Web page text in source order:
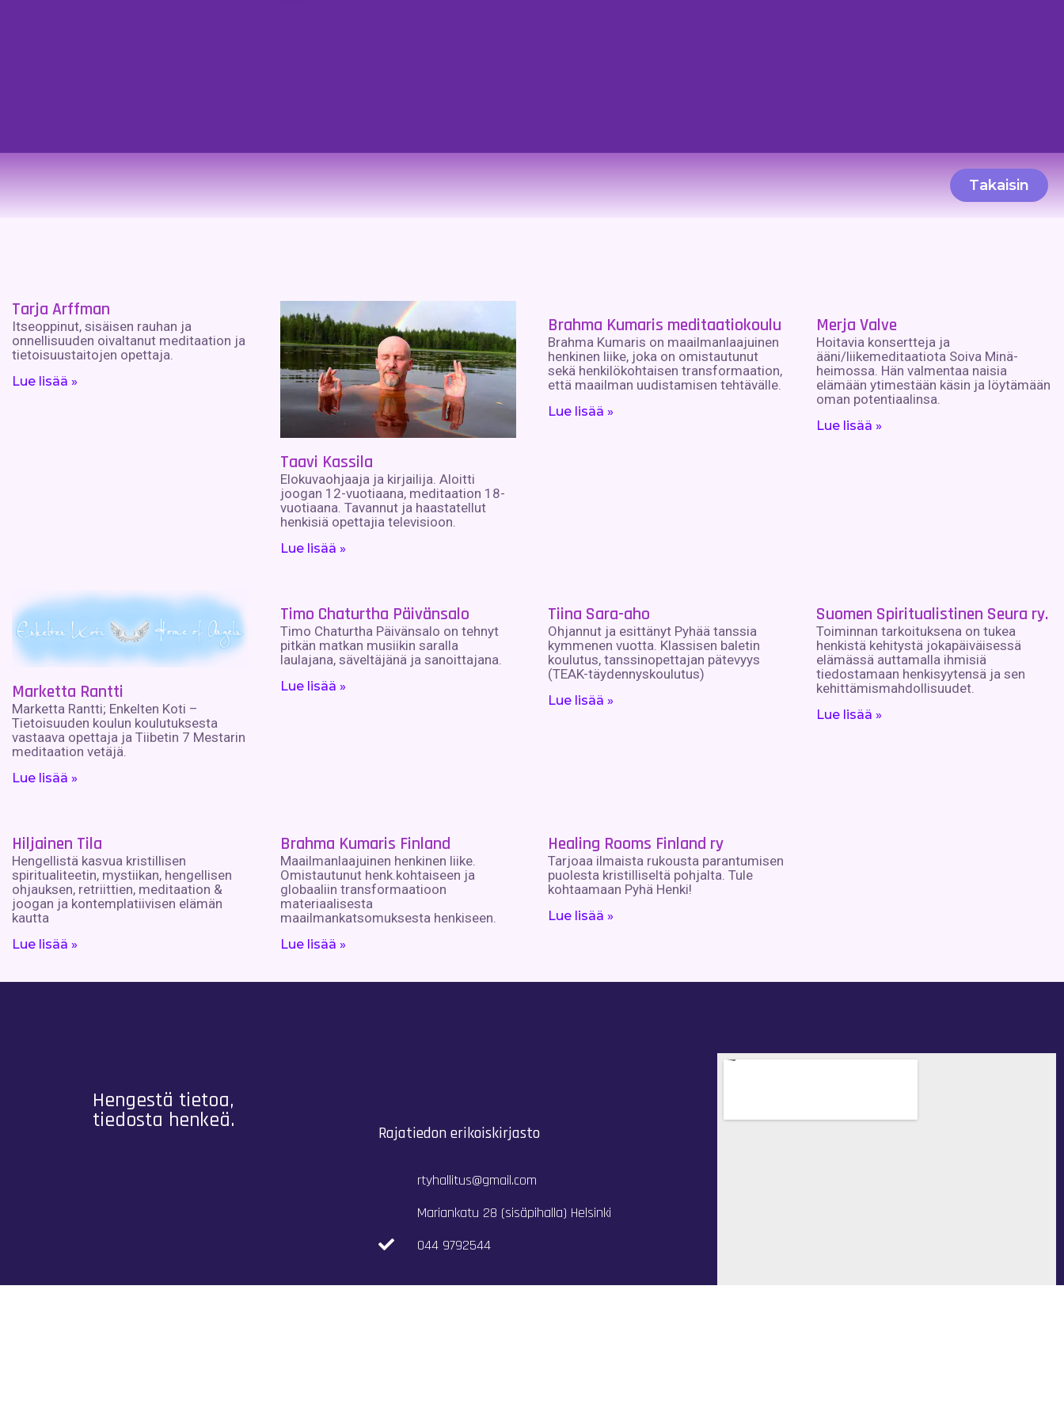
Takaisin
Tarja Arffman
Itseoppinut, sisäisen rauhan ja
onnellisuuden oivaltanut meditaation ja
tietoisuustaitojen opettaja.
Lue lisää »
Taavi Kassila
Elokuvaohjaaja ja kirjailija. Aloitti
joogan 12-vuotiaana, meditaation 18-
vuotiaana. Tavannut ja haastatellut
henkisiä opettajia televisioon.
Lue lisää »
Brahma Kumaris meditaatiokoulu
Brahma Kumaris on maailmanlaajuinen
henkinen liike, joka on omistautunut
sekä henkilökohtaisen transformaation,
että maailman uudistamisen tehtävälle.
Lue lisää »
Merja Valve
Hoitavia konsertteja ja
ääni/liikemeditaatiota Soiva Minä-
heimossa. Hän valmentaa naisia
elämään ytimestään käsin ja löytämään
oman potentiaalinsa.
Lue lisää »
Marketta Rantti
Marketta Rantti; Enkelten Koti –
Tietoisuuden koulun koulutuksesta
vastaava opettaja ja Tiibetin 7 Mestarin
meditaation vetäjä.
Lue lisää »
Timo Chaturtha Päivänsalo
Timo Chaturtha Päivänsalo on tehnyt
pitkän matkan musiikin saralla
laulajana, säveltäjänä ja sanoittajana.
Lue lisää »
Tiina Sara-aho
Ohjannut ja esittänyt Pyhää tanssia
kymmenen vuotta. Klassisen baletin
koulutus, tanssinopettajan pätevyys
(TEAK-täydennyskoulutus)
Lue lisää »
Suomen Spiritualistinen Seura ry.
Toiminnan tarkoituksena on tukea
henkistä kehitystä jokapäiväisessä
elämässä auttamalla ihmisiä
tiedostamaan henkisyytensä ja sen
kehittämismahdollisuudet.
Lue lisää »
Hiljainen Tila
Hengellistä kasvua kristillisen
spiritualiteetin, mystiikan, hengellisen
ohjauksen, retriittien, meditaation &
joogan ja kontemplatiivisen elämän
kautta
Lue lisää »
Brahma Kumaris Finland
Maailmanlaajuinen henkinen liike.
Omistautunut henk.kohtaiseen ja
globaaliin transformaatioon
materiaalisesta
maailmankatsomuksesta henkiseen.
Lue lisää »
Healing Rooms Finland ry
Tarjoaa ilmaista rukousta parantumisen
puolesta kristilliseltä pohjalta. Tule
kohtaamaan Pyhä Henki!
Lue lisää »
Hengestä tietoa,
tiedosta henkeä. Rajatiedon erikoiskirjasto
rtyhallitus@gmail.com
Mariankatu 28 (sisäpihalla) Helsinki
044 9792544